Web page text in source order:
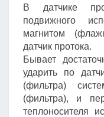
В датчике
подвижного
магнитом
датчик протока.
Бывает
ударить по
(фильтра)
(фильтра), и
теплоносителя